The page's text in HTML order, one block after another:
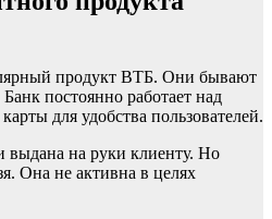
продукт ВТБ. Они бывают
постоянно работает над
для удобства пользователей.
выдана на руки клиенту. Но
Она не активна в целях